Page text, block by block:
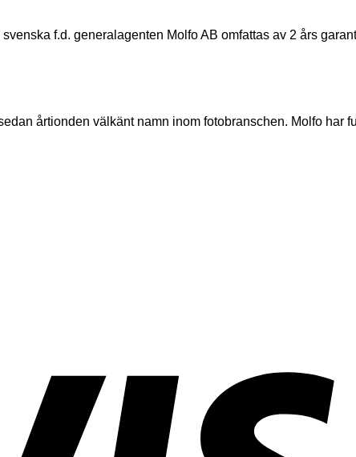
f.d. generalagenten Molfo AB omfattas av 2 års
årtionden välkänt namn inom fotobranschen. Molfo har